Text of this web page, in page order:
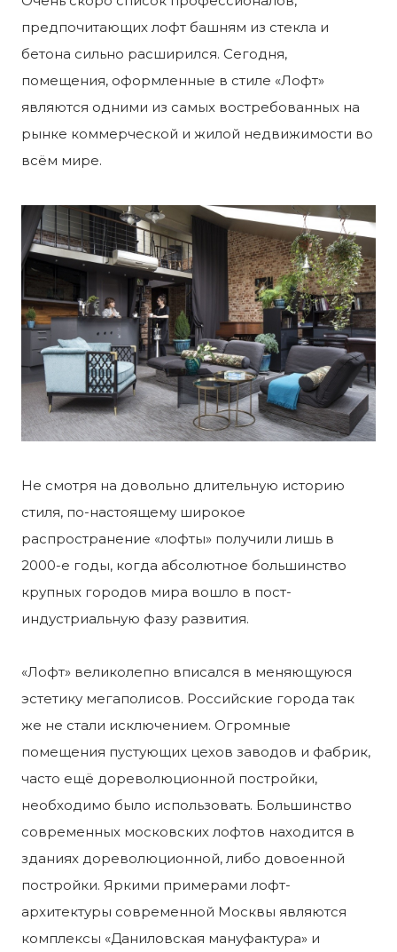
предпочитающих лофт башням из стекла и
бетона сильно расширился. Сегодня,
помещения, оформленные в стиле «Лофт»
являются одними из самых востребованных на
рынке коммерческой и жилой недвижимости во
всём мире.
Не смотря на довольно длительную историю
стиля, по-настоящему широкое
распространение «лофты» получили лишь в
2000-е годы, когда абсолютное большинство
крупных городов мира вошло в пост-
индустриальную фазу развития.
«Лофт» великолепно вписался в меняющуюся
эстетику мегаполисов. Российские города так
же не стали исключением. Огромные
помещения пустующих цехов заводов и фабрик,
часто ещё дореволюционной постройки,
необходимо было использовать. Большинство
современных московских лофтов находится в
зданиях дореволюционной, либо довоенной
постройки. Яркими примерами лофт-
архитектуры современной Москвы являются
комплексы «Даниловская мануфактура» и